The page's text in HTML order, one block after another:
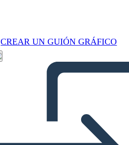
CREAR UN GUIÓN GRÁFICO